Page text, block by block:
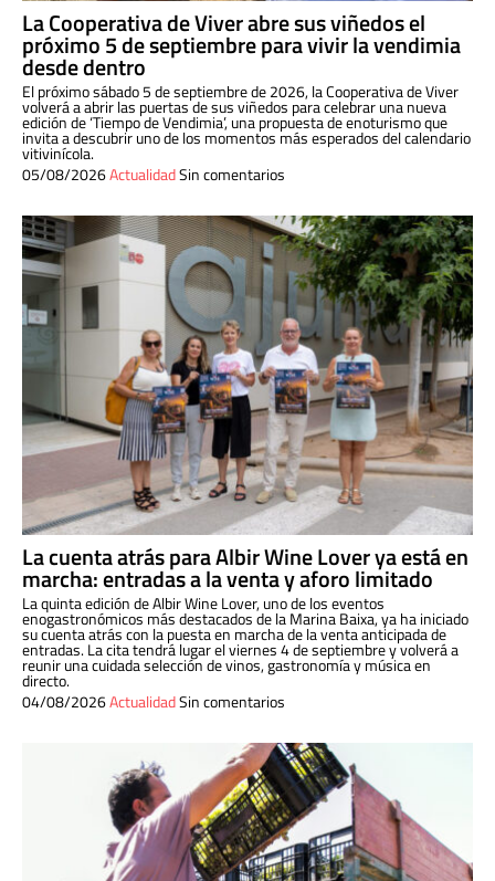
La Cooperativa de Viver abre sus viñedos el
próximo 5 de septiembre para vivir la vendimia
desde dentro
El próximo sábado 5 de septiembre de 2026, la Cooperativa de Viver
volverá a abrir las puertas de sus viñedos para celebrar una nueva
edición de ‘Tiempo de Vendimia’, una propuesta de enoturismo que
invita a descubrir uno de los momentos más esperados del calendario
vitivinícola.
05/08/2026ActualidadSin comentarios
La cuenta atrás para Albir Wine Lover ya está en
marcha: entradas a la venta y aforo limitado
La quinta edición de Albir Wine Lover, uno de los eventos
enogastronómicos más destacados de la Marina Baixa, ya ha iniciado
su cuenta atrás con la puesta en marcha de la venta anticipada de
entradas. La cita tendrá lugar el viernes 4 de septiembre y volverá a
reunir una cuidada selección de vinos, gastronomía y música en
directo.
04/08/2026ActualidadSin comentarios